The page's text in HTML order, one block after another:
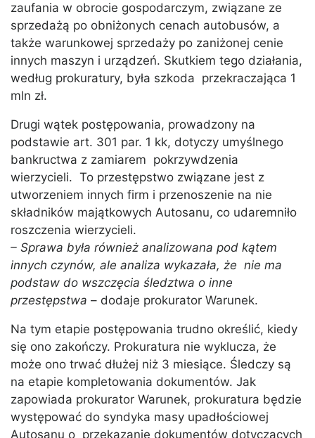
zaufania w obrocie gospodarczym, związane ze
sprzedażą po obniżonych cenach autobusów, a
także warunkowej sprzedaży po zaniżonej cenie
innych maszyn i urządzeń. Skutkiem tego działania,
według prokuratury, była szkoda przekraczająca 1
mln zł.
Drugi wątek postępowania, prowadzony na
podstawie art. 301 par. 1 kk, dotyczy umyślnego
bankructwa z zamiarem pokrzywdzenia
wierzycieli. To przestępstwo związane jest z
utworzeniem innych firm i przenoszenie na nie
składników majątkowych Autosanu, co udaremniło
roszczenia wierzycieli.
– Sprawa była również analizowana pod kątem
innych czynów, ale analiza wykazała, że nie ma
podstaw do wszczęcia śledztwa o inne
przestępstwa – dodaje prokurator Warunek.
Na tym etapie postępowania trudno określić, kiedy
się ono zakończy. Prokuratura nie wyklucza, że
może ono trwać dłużej niż 3 miesiące. Śledczy są
na etapie kompletowania dokumentów. Jak
zapowiada prokurator Warunek, prokuratura będzie
występować do syndyka masy upadłościowej
Autosanu o przekazanie dokumentów dotyczących